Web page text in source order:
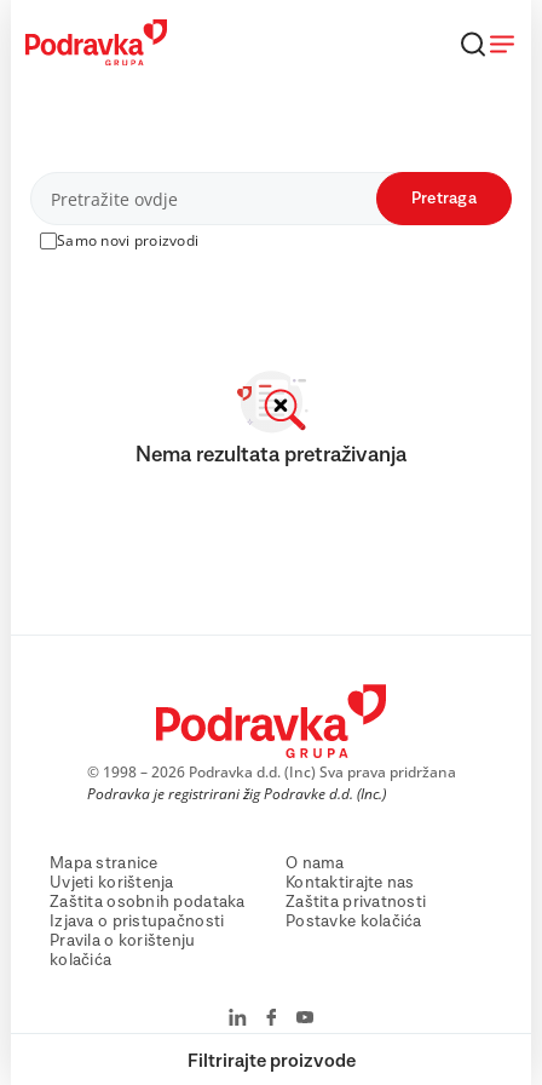
content
Proizvodi
Samo novi proizvodi
Pretraga
Filtrirajte proizvode
Nema rezultata pretraživanja
© 1998 – 2026 Podravka d.d. (Inc) Sva prava pridržana
Podravka je registrirani žig Podravke d.d. (Inc.)
Mapa stranice
Uvjeti korištenja
Zaštita osobnih podataka
Izjava o pristupačnosti
Pravila o korištenju
kolačića
O nama
Kontaktirajte nas
Zaštita privatnosti
Postavke kolačića